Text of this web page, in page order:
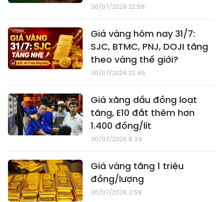
30/07/2026 22:58
Giá vàng hôm nay 31/7:
SJC, BTMC, PNJ, DOJI tăng
theo vàng thế giới?
30/07/2026 22:46
Giá xăng dầu đồng loạt
tăng, E10 đắt thêm hơn
1.400 đồng/lít
30/07/2026 8:34
Giá vàng tăng 1 triệu
đồng/lượng
30/07/2026 3:59